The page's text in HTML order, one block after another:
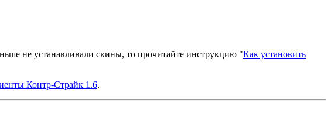
не устанавливали скины, то прочитайте инструкцию "Как установить
Контр-Страйк 1.6.